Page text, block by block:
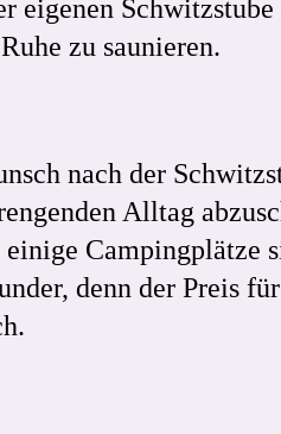
eigenen
zu saunieren.
nach der
Alltag
Campingplätze
denn der Preis